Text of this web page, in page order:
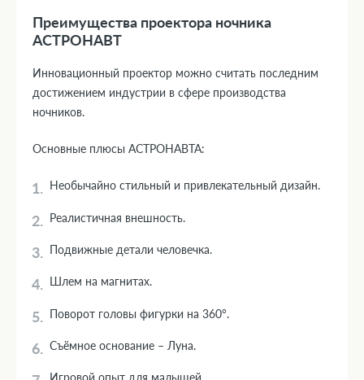
Преимущества проектора ночника
АСТРОНАВТ
Инновационный проектор можно считать последним
достижением индустрии в сфере производства
ночников.
Основные плюсы АСТРОНАВТА:
Необычайно стильный и привлекательный дизайн.
Реалистичная внешность.
Подвижные детали человечка.
Шлем на магнитах.
Поворот головы фигурки на 360°.
Съёмное основание – Луна.